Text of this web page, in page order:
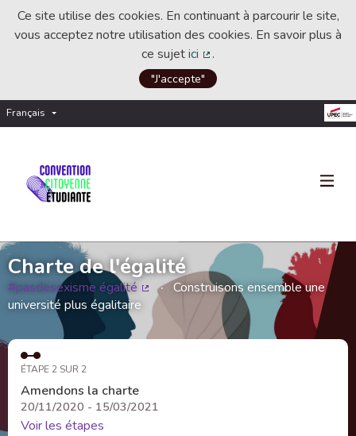
Ce site utilise des cookies. En continuant à parcourir le site,
vous acceptez notre utilisation des cookies. En savoir plus à
ce sujetici
(Lien externe)
.
"J'accepte"
Français Choisir la langue
Charte de l'égalité
#pasdesexisme égalité
(Lien externe)
Construisons ensemble une
université plus égalitaire
ÉTAPE 2 SUR 2
Amendons la charte
20/11/2020 - 15/03/2021
Voir les étapes